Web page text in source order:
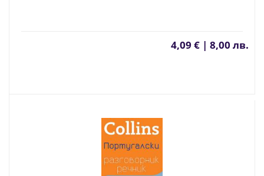
4,09 € | 8,00 лв.